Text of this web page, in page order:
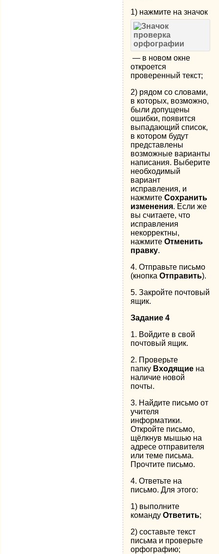
1) нажмите на значок
— в новом окне
откроется
проверенный текст;
2) рядом со словами,
в которых, возможно,
были допущены
ошибки, появится
выпадающий список,
в котором будут
представлены
возможные варианты
написания. Выберите
необходимый
вариант
исправления, и
нажмитеСохранить
изменения. Если же
вы считаете, что
исправления
некорректны,
нажмитеОтменить
правку.
4. Отправьте письмо
(кнопкаОтправить).
5. Закройте почтовый
ящик.
Задание 4
1. Войдите в свой
почтовый ящик.
2. Проверьте
папку Входящие на
наличие новой
почты.
3. Найдите письмо от
учителя
информатики.
Откройте письмо,
щёлкнув мышью на
адресе отправителя
или теме письма.
Прочтите письмо.
4. Ответьте на
письмо. Для этого:
1) выполните
командуОтветить;
2) составьте текст
письма и проверьте
орфографию;